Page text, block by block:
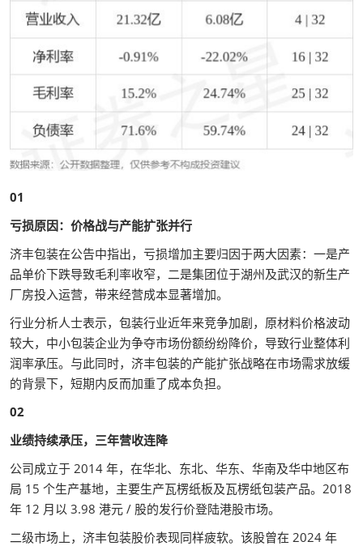
01
亏损原因：价格战与产能扩张并行
济丰包装在公告中指出，亏损增加主要归因于两大因素：一是产
品单价下跌导致毛利率收窄，二是集团位于湖州及武汉的新生产
厂房投入运营，带来经营成本显著增加。
行业分析人士表示，包装行业近年来竞争加剧，原材料价格波动
较大，中小包装企业为争夺市场份额纷纷降价，导致行业整体利
润率承压。与此同时，济丰包装的产能扩张战略在市场需求放缓
的背景下，短期内反而加重了成本负担。
02
业绩持续承压，三年营收连降
公司成立于 2014 年，在华北、东北、华东、华南及华中地区布
局 15 个生产基地，主要生产瓦楞纸板及瓦楞纸包装产品。2018
年 12 月以 3.98 港元 / 股的发行价登陆港股市场。
二级市场上，济丰包装股价表现同样疲软。该股曾在 2024 年